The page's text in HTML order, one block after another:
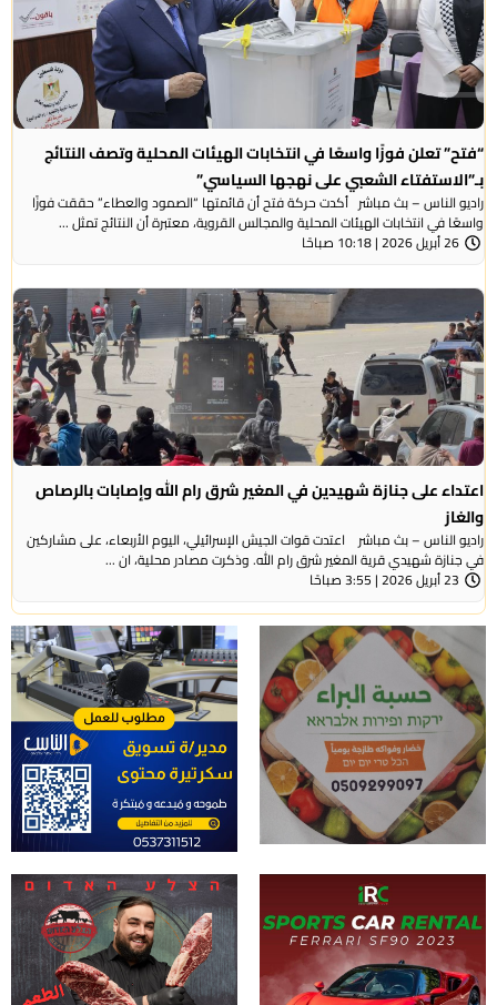
“فتح” تعلن فوزًا واسعًا في انتخابات الهيئات المحلية وتصف النتائج
بـ”الاستفتاء الشعبي على نهجها السياسي”
راديو الناس – بث مباشر أكدت حركة فتح أن قائمتها “الصمود والعطاء” حققت فوزًا
واسعًا في انتخابات الهيئات المحلية والمجالس القروية، معتبرة أن النتائج تمثل ...
26 أبريل 2026 | 10:18 صباحًا
اعتداء على جنازة شهيدين في المغير شرق رام الله وإصابات بالرصاص
والغاز
راديو الناس – بث مباشر اعتدت قوات الجيش الإسرائيلي، اليوم الأربعاء، على مشاركين
في جنازة شهيدي قرية المغير شرق رام الله. وذكرت مصادر محلية، ان ...
23 أبريل 2026 | 3:55 صباحًا